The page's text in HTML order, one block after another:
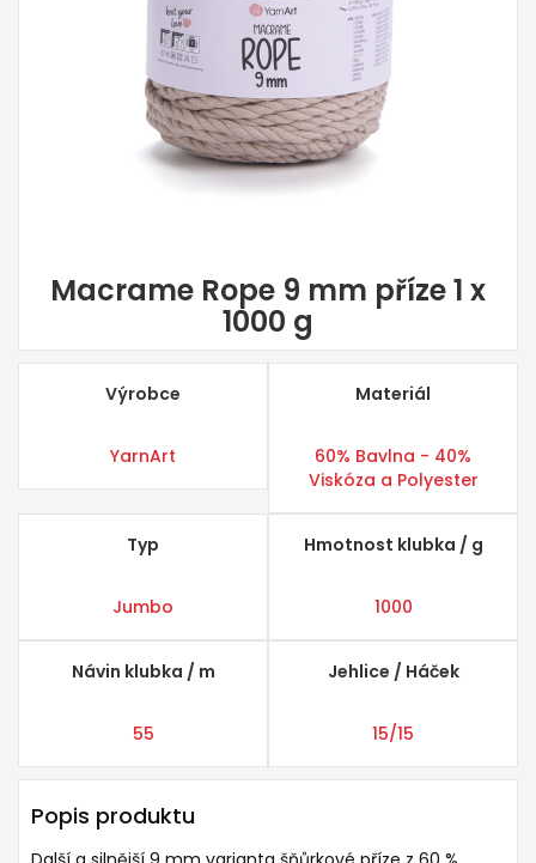
Macrame Rope 9 mm příze 1 x
1000 g
Výrobce
YarnArt
Materiál
60% Bavlna - 40%
Viskóza a Polyester
Typ
Jumbo
Hmotnost klubka / g
1000
Návin klubka / m
55
Jehlice / Háček
15/15
Popis produktu